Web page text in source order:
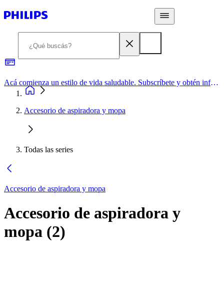
Acá comienza un estilo de vida saludable. Subscríbete y obtén información de primera mano
Accesorio de aspiradora y mopa
Todas las series
Accesorio de aspiradora y mopa
Accesorio de aspiradora y
mopa (2)